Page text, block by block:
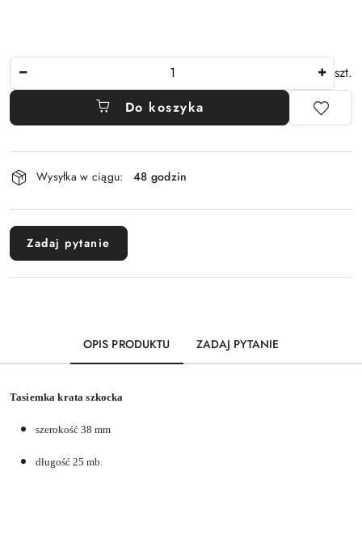
szt.
Do koszyka
Dostępność
i
dostawa
Wysyłka w ciągu: 48 godzin
Zadaj pytanie
OPIS PRODUKTU ZADAJ PYTANIE
Tasiemka krata szkocka
szerokość 38 mm
długość 25 mb.